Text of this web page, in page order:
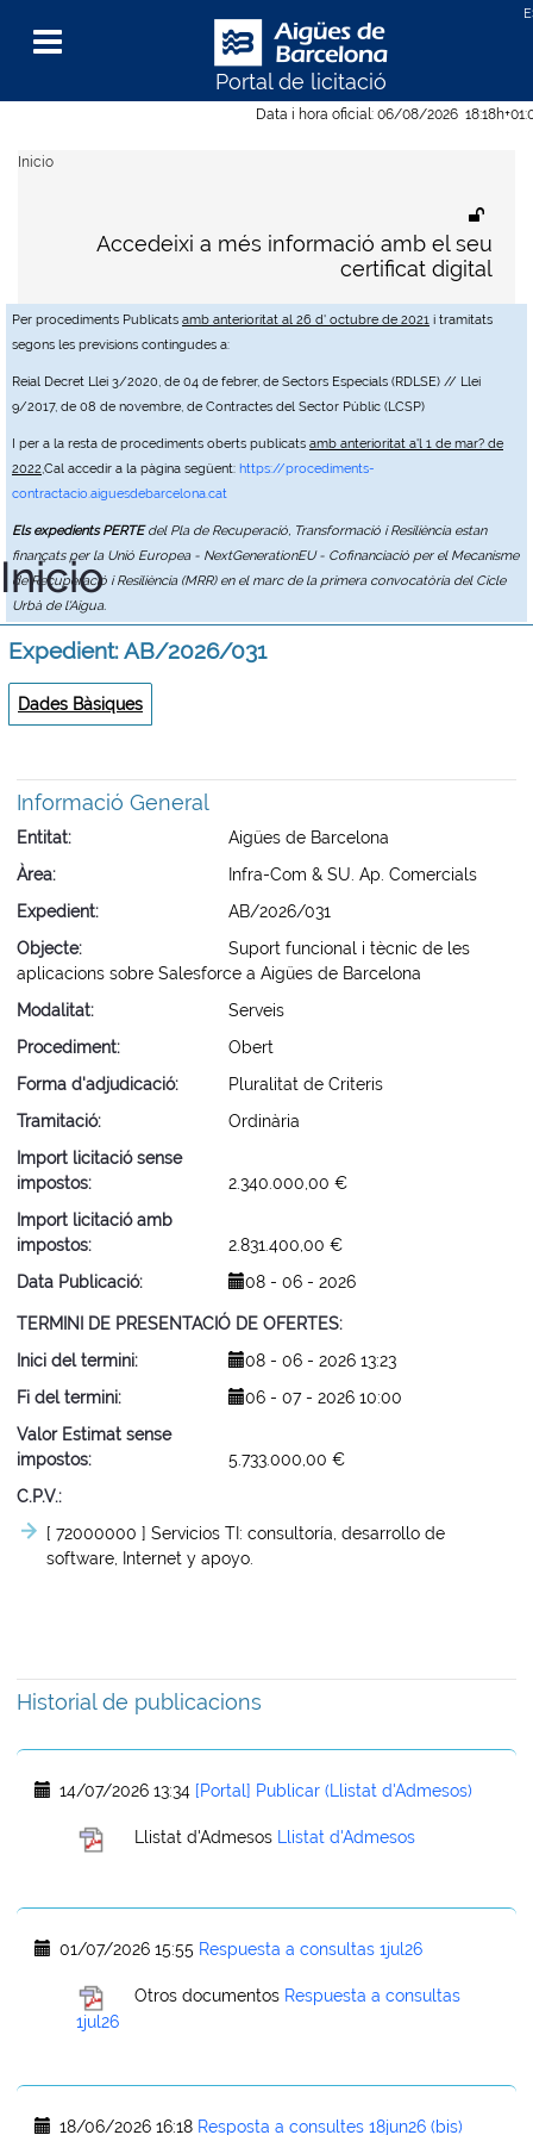
Data i hora oficial: 06/08/2026 18:18h
Per procediments Publicats amb anterioritat al 26 d' octubre de 2021 i tramitats
segons les previsions contingudes a:
Reial Decret Llei 3/2020, de 04 de febrer, de Sectors Especials (RDLSE) // Llei
9/2017, de 08 de novembre, de Contractes del Sector Públic (LCSP)
I per a la resta de procediments oberts publicats amb anterioritat a'l 1 de mar? de
2022,Cal accedir a la pàgina següent: https://procediments-
contractacio.aiguesdebarcelona.cat
Els expedients PERTEdel Pla de Recuperació, Transformació i Resiliència estan
finançats per la Unió Europea - NextGenerationEU - Cofinanciació per el Mecanisme
de Recuperació i Resiliència (MRR) en el marc de la primera convocatòria del Cicle
Urbà de l'Aigua.
Portal de licitació
Menu
Accedeixi a més informació amb el seu
certificat digital
Inicio
Inicio
Expedient: AB/2026/031
Dades Bàsiques
Informació General
Entitat
Aigües de Barcelona
Àrea
Infra-Com & SU. Ap. Comercials
Expedient
AB/2026/031
Objecte
Suport funcional i tècnic de les
aplicacions sobre Salesforce a Aigües de Barcelona
Modalitat
Serveis
Procediment
Obert
Forma d'adjudicació
Pluralitat de Criteris
Tramitació
Ordinària
Import licitació sense
impostos
2.340.000,00 €
Import licitació amb
impostos
2.831.400,00 €
Data Publicació
08 - 06 - 2026
TERMINI DE PRESENTACIÓ DE OFERTES
Inici del termini
08 - 06 - 2026 13:23
Fi del termini
06 - 07 - 2026 10:00
Valor Estimat sense
impostos
5.733.000,00 €
C.P.V.
[ 72000000 ] Servicios TI: consultoría, desarrollo de
software, Internet y apoyo.
Historial de publicacions
14/07/2026 13:34 [Portal] Publicar (Llistat d'Admesos)
Llistat d'Admesos Llistat d'Admesos
01/07/2026 15:55 Respuesta a consultas 1jul26
Otros documentos Respuesta a consultas
1jul26
18/06/2026 16:18 Resposta a consultes 18jun26 (bis)